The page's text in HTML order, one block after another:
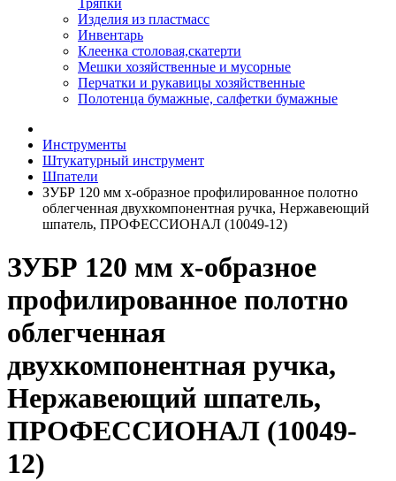
Тряпки
Изделия из пластмасс
Инвентарь
Клеенка столовая,скатерти
Мешки хозяйственные и мусорные
Перчатки и рукавицы хозяйственные
Полотенца бумажные, салфетки бумажные
Инструменты
Штукатурный инструмент
Шпатели
ЗУБР 120 мм х-образное профилированное полотно
облегченная двухкомпонентная ручка, Нержавеющий
шпатель, ПРОФЕССИОНАЛ (10049-12)
ЗУБР 120 мм х-образное
профилированное полотно
облегченная
двухкомпонентная ручка,
Нержавеющий шпатель,
ПРОФЕССИОНАЛ (10049-
12)